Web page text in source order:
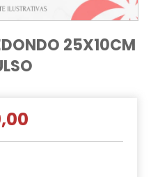
25X10CM